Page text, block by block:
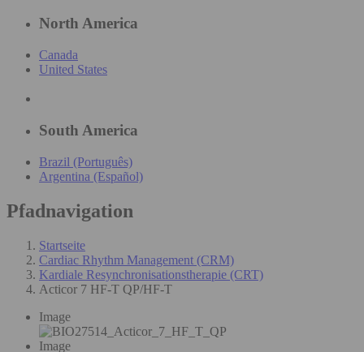
North America
Canada
United States
South America
Brazil (Português)
Argentina (Español)
Pfadnavigation
Startseite
Cardiac Rhythm Management (CRM)
Kardiale Resynchronisationstherapie (CRT)
Acticor 7 HF-T QP/HF-T
Image
Image